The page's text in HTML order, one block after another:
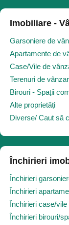
Imobiliare -
Garsoniere de
Apartamente de
Case/Vile de
Terenuri de
Birouri - Spații
Alte proprietăți
Diverse/ Caut să
Închirieri
Închirieri
Închirieri
Închirieri case/vile
Închirieri birouri/